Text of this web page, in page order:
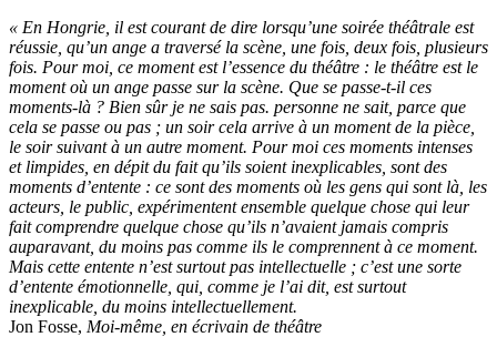
« En Hongrie, il est courant de dire lorsqu’une soirée théâtrale est
réussie, qu’un ange a traversé la scène, une fois, deux fois, plusieurs
fois. Pour moi, ce moment est l’essence du théâtre : le théâtre est le
moment où un ange passe sur la scène. Que se passe-t-il ces
moments-là ? Bien sûr je ne sais pas. personne ne sait, parce que
cela se passe ou pas ; un soir cela arrive à un moment de la pièce,
le soir suivant à un autre moment. Pour moi ces moments intenses
et limpides, en dépit du fait qu’ils soient inexplicables, sont des
moments d’entente : ce sont des moments où les gens qui sont là, les
acteurs, le public, expérimentent ensemble quelque chose qui leur
fait comprendre quelque chose qu’ils n’avaient jamais compris
auparavant, du moins pas comme ils le comprennent à ce moment.
Mais cette entente n’est surtout pas intellectuelle ; c’est une sorte
d’entente émotionnelle, qui, comme je l’ai dit, est surtout
inexplicable, du moins intellectuellement.
Jon Fosse, Moi-même, en écrivain de théâtre